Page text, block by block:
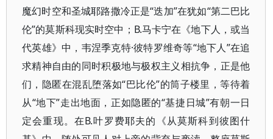
魔幻时空和圣城耶路撒冷正是“迭加”在犹如“第二巴比
伦”的莫斯科现实时空中；В.马卡宁在《地下人，或当
代英雄》中，韦涅季克特·彼特罗维奇等“地下人”在追
求精神自由的同时积极地与极权主义相抗争，正是他
们，隐匿在混乱堕落如“巴比伦”的筒子楼里，等待着
从“地下”走出地面，正如隐匿的“基捷日城”有朝一日
定会重现。在В.叶罗费耶夫的《从莫斯科到彼图什